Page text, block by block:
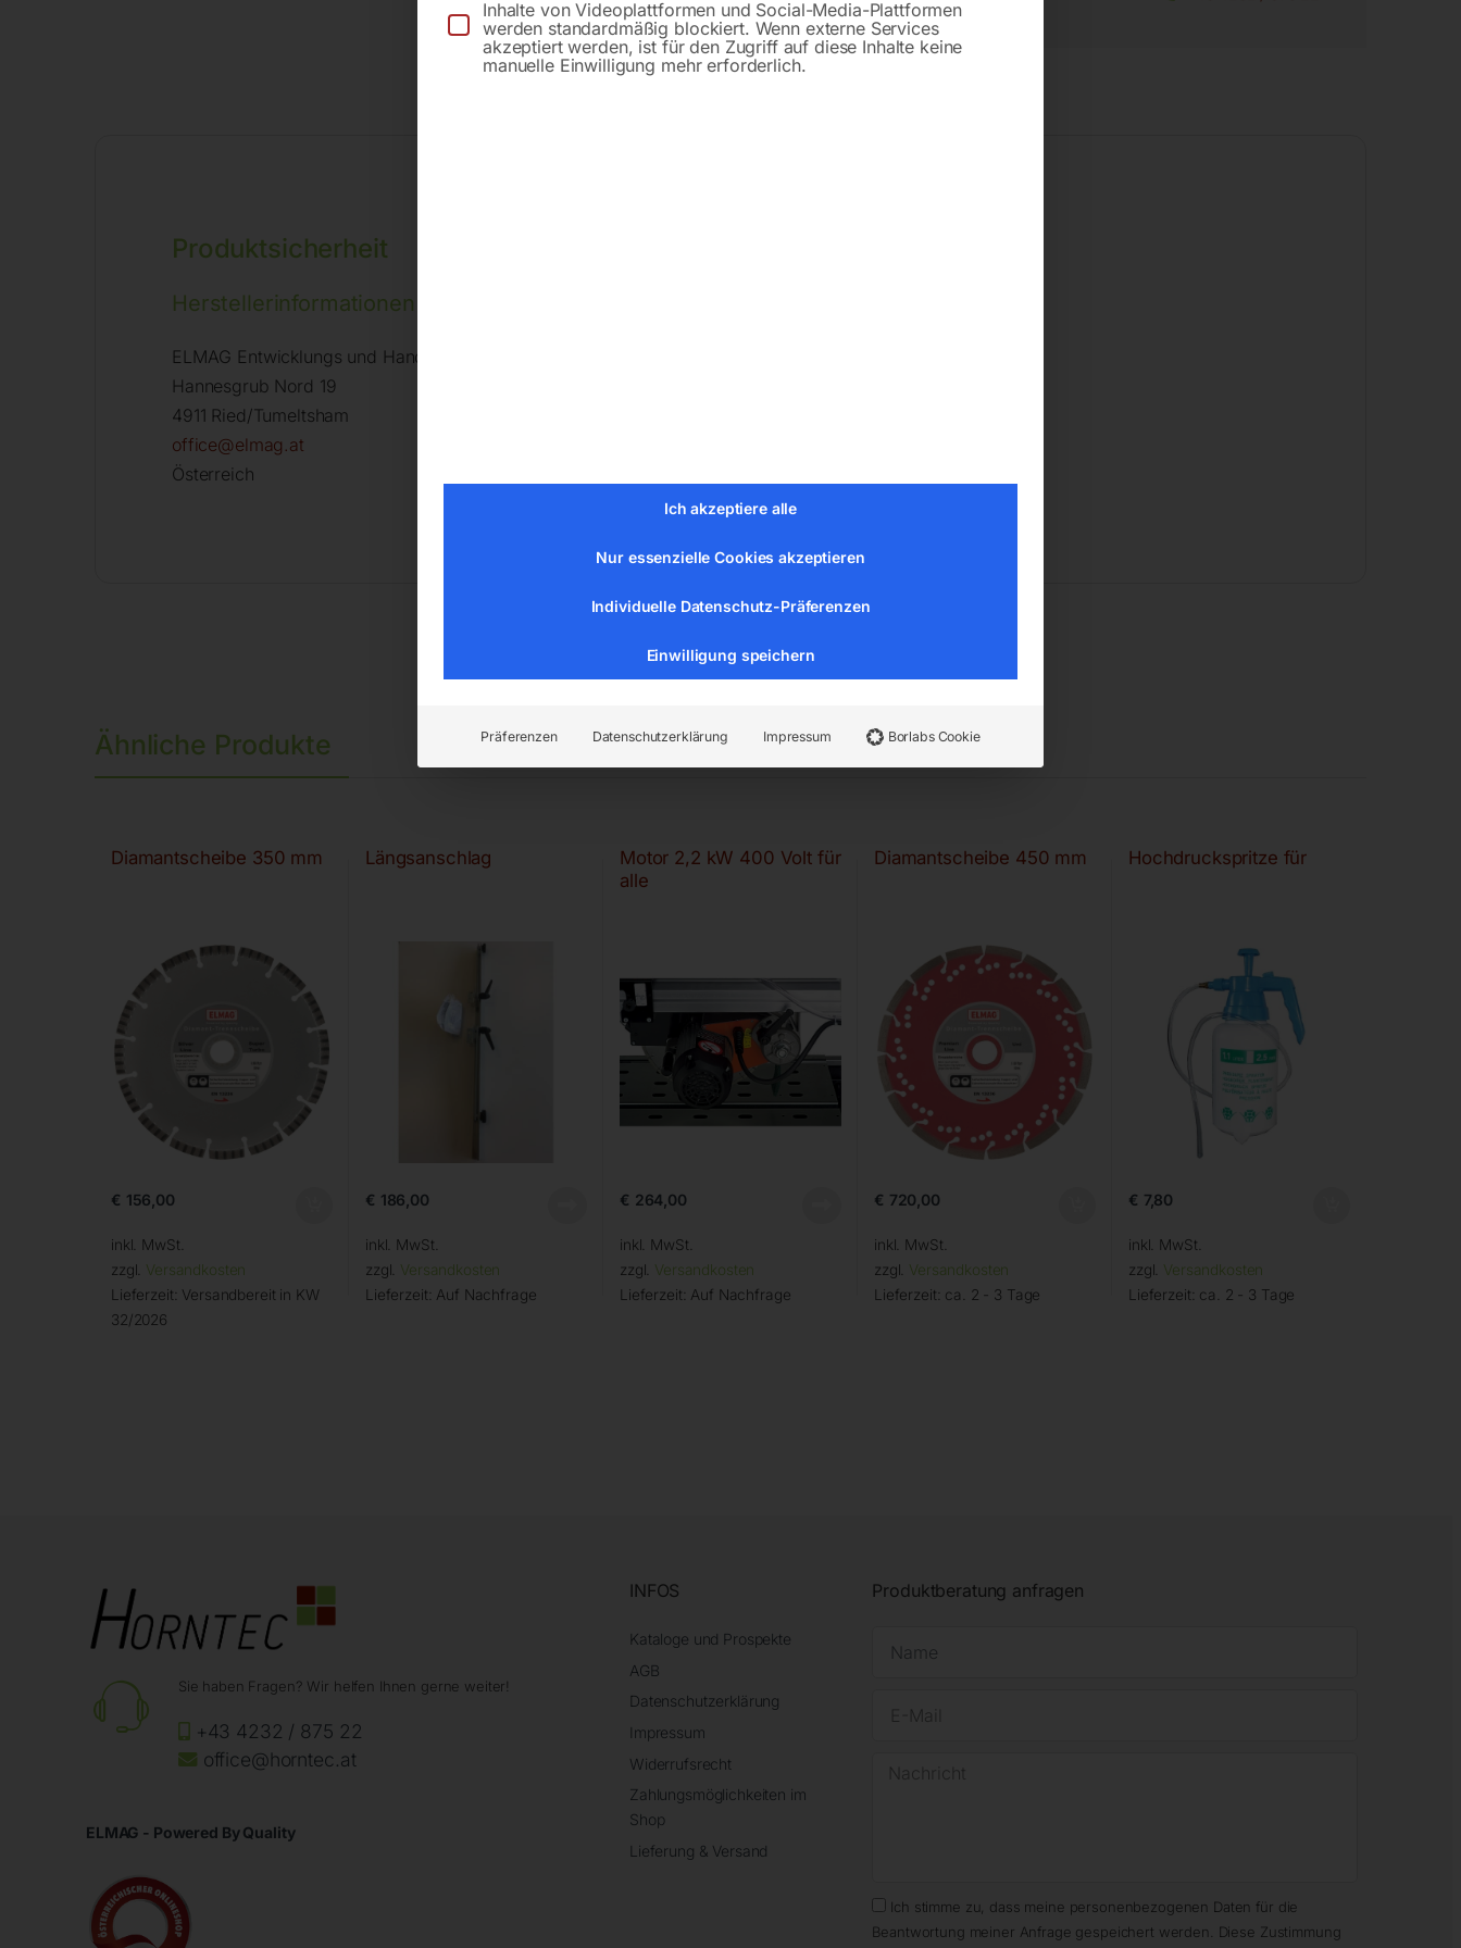
Produktsicherheit
Herstellerinformationen
ELMAG Entwicklungs und Handels GmbH
Hannesgrub Nord 19
4911 Ried/Tumeltsham
office@elmag.at
Österreich
Ähnliche Produkte
Diamantscheibe 350 mm
€ 156,00
inkl. MwSt.
zzgl. Versandkosten
Lieferzeit: Versandbereit in KW
32/2026
Längsanschlag
€ 186,00
inkl. MwSt.
zzgl. Versandkosten
Lieferzeit: Auf Nachfrage
Motor 2,2 kW 400 Volt für
alle
€ 264,00
inkl. MwSt.
zzgl. Versandkosten
Lieferzeit: Auf Nachfrage
Diamantscheibe 450 mm
€ 720,00
inkl. MwSt.
zzgl. Versandkosten
Lieferzeit: ca. 2 - 3 Tage
Hochdruckspritze für
€ 7,80
inkl. MwSt.
zzgl. Versandkosten
Lieferzeit: ca. 2 - 3 Tage
Sie haben Fragen? Wir helfen Ihnen gerne weiter!
+43 4232 / 875 22
office@horntec.at
ELMAG - Powered By Quality
INFOS
Kataloge und Prospekte
AGB
Datenschutzerklärung
Impressum
Widerrufsrecht
Zahlungsmöglichkeiten im
Shop
Lieferung & Versand
Produktberatung anfragen
Ich stimme zu, dass meine personenbezogenen Daten für die
Beantwortung meiner Anfrage gespeichert werden. Diese Zustimmung
Inhalte von Videoplattformen und Social-Media-Plattformen
werden standardmäßig blockiert. Wenn externe Services
akzeptiert werden, ist für den Zugriff auf diese Inhalte keine
manuelle Einwilligung mehr erforderlich.
Ich akzeptiere alle
Nur essenzielle Cookies akzeptieren
Individuelle Datenschutz-Präferenzen
Einwilligung speichern
Präferenzen Datenschutzerklärung Impressum Borlabs Cookie